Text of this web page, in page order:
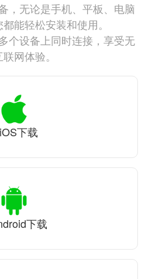
，无论是手机、平板、电脑
能轻松安装和使用。
个设备上同时连接，享受无
网体验。
iOS下载
下载